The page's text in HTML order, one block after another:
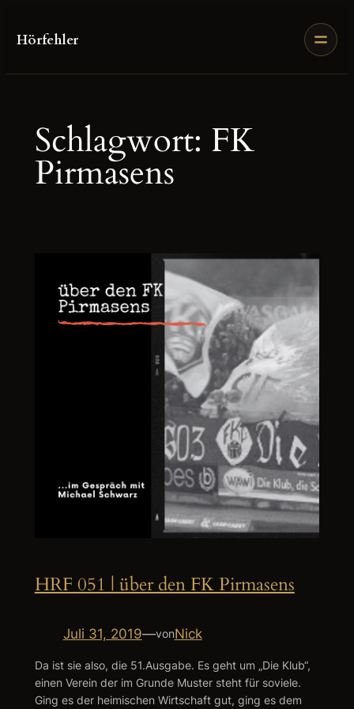
Inhalt
Hörfehler
Schlagwort: FK
Pirmasens
HRF 051 | über den FK Pirmasens
Juli 31, 2019—vonNick
Da ist sie also, die 51.Ausgabe. Es geht um „Die Klub“,
einen Verein der im Grunde Muster steht für soviele.
Ging es der heimischen Wirtschaft gut, ging es dem